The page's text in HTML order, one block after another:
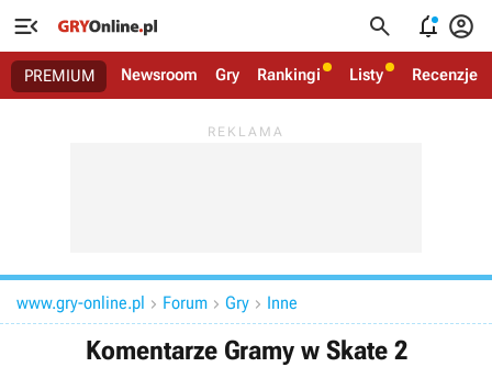
   
PREMIUM Newsroom Gry Rankingi Listy Recenzje
www.gry-online.pl  Forum  Gry  Inne
Komentarze Gramy w Skate 2